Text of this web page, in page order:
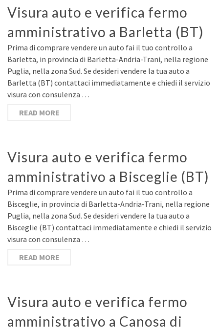
Visura auto e verifica fermo
amministrativo a Barletta (BT)
Prima di comprare vendere un auto fai il tuo controllo a
Barletta, in provincia di Barletta-Andria-Trani, nella regione
Puglia, nella zona Sud. Se desideri vendere la tua auto a
Barletta (BT) contattaci immediatamente e chiedi il servizio
visura con consulenza …
READ MORE
Visura auto e verifica fermo
amministrativo a Bisceglie (BT)
Prima di comprare vendere un auto fai il tuo controllo a
Bisceglie, in provincia di Barletta-Andria-Trani, nella regione
Puglia, nella zona Sud. Se desideri vendere la tua auto a
Bisceglie (BT) contattaci immediatamente e chiedi il servizio
visura con consulenza …
READ MORE
Visura auto e verifica fermo
amministrativo a Canosa di